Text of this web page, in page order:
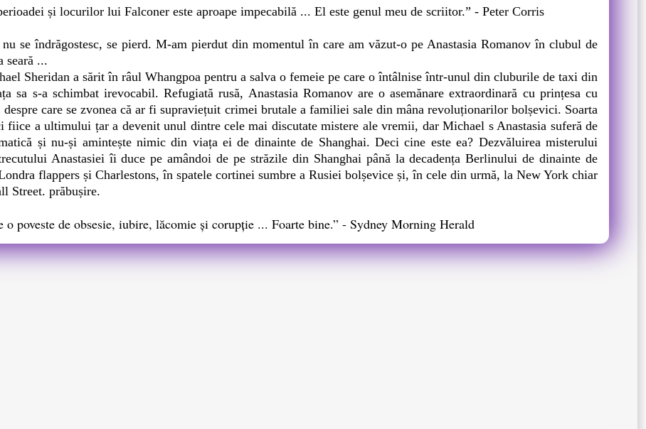
și locurilor lui Falconer este aproape impecabilă ... El este genul meu de scriitor.” - Peter Corris
se îndrăgostesc, se pierd. M-am pierdut din momentul în care am văzut-o pe Anastasia Romanov în clubul de
seară ...
Sheridan a sărit în râul Whangpoa pentru a salva o femeie pe care o întâlnise într-unul din cluburile de taxi din
sa s-a schimbat irevocabil. Refugiată rusă, Anastasia Romanov are o asemănare extraordinară cu prințesa cu
despre care se zvonea că ar fi supraviețuit crimei brutale a familiei sale din mâna revoluționarilor bolșevici. Soarta
fiice a ultimului țar a devenit unul dintre cele mai discutate mistere ale vremii, dar Michael s Anastasia suferă de
și nu-și amintește nimic din viața ei de dinainte de Shanghai. Deci cine este ea? Dezvăluirea misterului
Anastasiei îi duce pe amândoi de pe străzile din Shanghai până la decadența Berlinului de dinainte de
flappers și Charlestons, în spatele cortinei sumbre a Rusiei bolșevice și, în cele din urmă, la New York chiar
Street. prăbușire.
o poveste de obsesie, iubire, lăcomie și corupție ... Foarte bine.” - Sydney Morning Herald